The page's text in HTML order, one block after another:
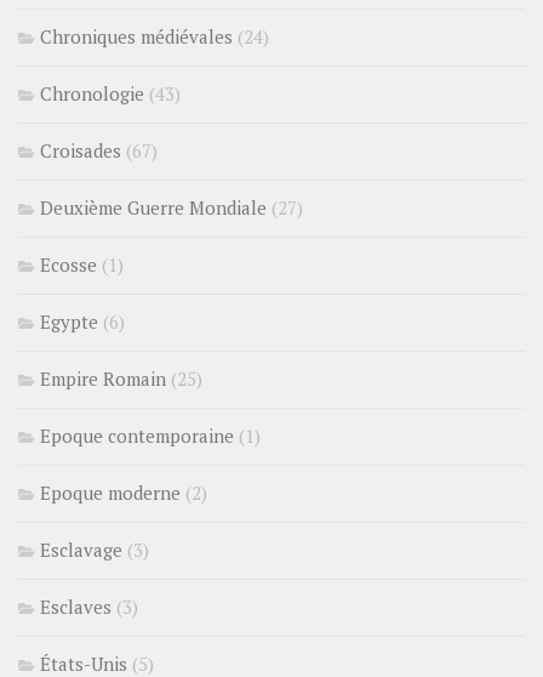
Chroniques médiévales (24)
Chronologie (43)
Croisades (67)
Deuxième Guerre Mondiale (27)
Ecosse (1)
Egypte (6)
Empire Romain (25)
Epoque contemporaine (1)
Epoque moderne (2)
Esclavage (3)
Esclaves (3)
États-Unis (5)